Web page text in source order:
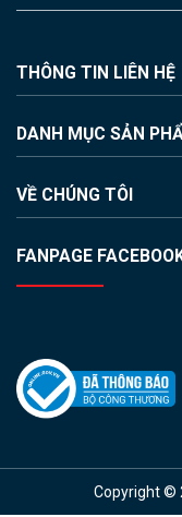
THÔNG TIN LIÊN HỆ
DANH MỤC SẢN
VỀ CHÚNG TÔI
FANPAGE
Copyright ©